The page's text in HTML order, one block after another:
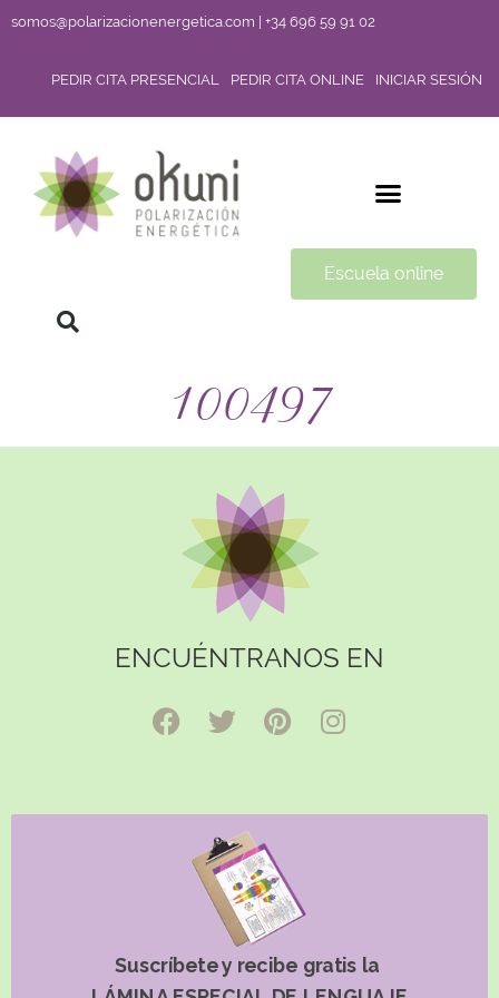
somos@polarizacionenergetica.com | +34 696 59 91 02
PEDIR CITA PRESENCIAL PEDIR CITA ONLINE INICIAR SESIÓN
Escuela online
100497
ENCUÉNTRANOS EN
Suscríbete y recibe gratis la